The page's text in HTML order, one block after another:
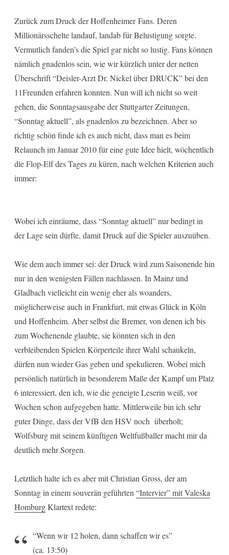
Zurück zum Druck der Hoffenheimer Fans. Deren
Millionärsschelte landauf, landab für Belustigung sorgte.
Vermutlich fanden’s die Spiel gar nicht so lustig. Fans können
nämlich gnadenlos sein, wie wir kürzlich unter der netten
Überschrift “Deisler-Arzt Dr. Nickel über DRUCK” bei den
11Freunden erfahren konnten. Nun will ich nicht so weit
gehen, die Sonntagsausgabe der Stuttgarter Zeitungen,
“Sonntag aktuell”, als gnadenlos zu bezeichnen. Aber so
richtig schön finde ich es auch nicht, dass man es beim
Relaunch im Januar 2010 für eine gute Idee hielt, wöchentlich
die Flop-Elf des Tages zu küren, nach welchen Kriterien auch
immer:
Wobei ich einräume, dass “Sonntag aktuell” nur bedingt in
der Lage sein dürfte, damit Druck auf die Spieler auszuüben.
Wie dem auch immer sei: der Druck wird zum Saisonende hin
nur in den wenigsten Fällen nachlassen. In Mainz und
Gladbach vielleicht ein wenig eher als woanders,
möglicherweise auch in Frankfurt, mit etwas Glück in Köln
und Hoffenheim. Aber selbst die Bremer, von denen ich bis
zum Wochenende glaubte, sie könnten sich in den
verbleibenden Spielen Körperteile ihrer Wahl schaukeln,
dürfen nun wieder Gas geben und spekulieren. Wobei mich
persönlich natürlich in besonderem Maße der Kampf um Platz
6 interessiert, den ich, wie die geneigte Leserin weiß, vor
Wochen schon aufgegeben hatte. Mittlerweile bin ich sehr
guter Dinge, dass der VfB den HSV noch überholt;
Wolfsburg mit seinem künftigen Weltfußballer macht mir da
deutlich mehr Sorgen.
Letztlich halte ich es aber mit Christian Gross, der am
Sonntag in einem souverän geführten “Intervier” mit Valeska
HomburgKlartext redete:
“Wenn wir 12 holen, dann schaffen wir es”
(ca. 13:50)